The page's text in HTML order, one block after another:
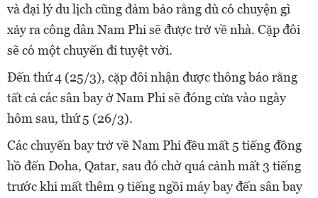
và đại lý du lịch cũng đảm bảo rằng dù có chuyện gì
xảy ra công dân Nam Phi sẽ được trở về nhà. Cặp đôi
sẽ có một chuyến đi tuyệt vời.
Đến thứ 4 (25/3), cặp đôi nhận được thông báo rằng
tất cả các sân bay ở Nam Phi sẽ đóng cửa vào ngày
hôm sau, thứ 5 (26/3).
Các chuyến bay trở về Nam Phi đều mất 5 tiếng đồng
hồ đến Doha, Qatar, sau đó chờ quá cảnh mất 3 tiếng
trước khi mất thêm 9 tiếng ngồi máy bay đến sân bay